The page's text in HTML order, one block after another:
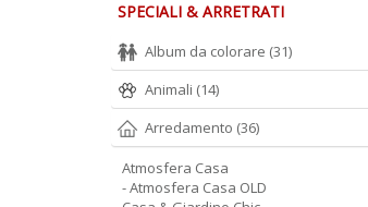
SPECIALI & ARRETRATI
Album da colorare (31)
Animali (14)
Arredamento (36)
Atmosfera Casa
- Atmosfera Casa OLD